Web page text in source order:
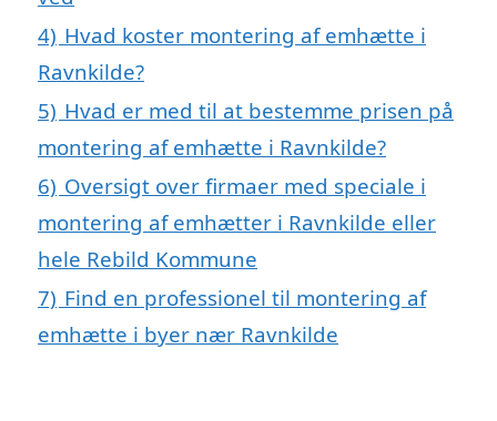
4) Hvad koster montering af emhætte i
Ravnkilde?
5) Hvad er med til at bestemme prisen på
montering af emhætte i Ravnkilde?
6) Oversigt over firmaer med speciale i
montering af emhætter i Ravnkilde eller
hele Rebild Kommune
7) Find en professionel til montering af
emhætte i byer nær Ravnkilde